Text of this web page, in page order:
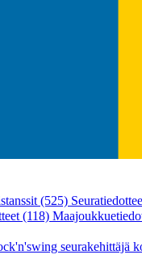
(525)
(118)
seurakehittäjä